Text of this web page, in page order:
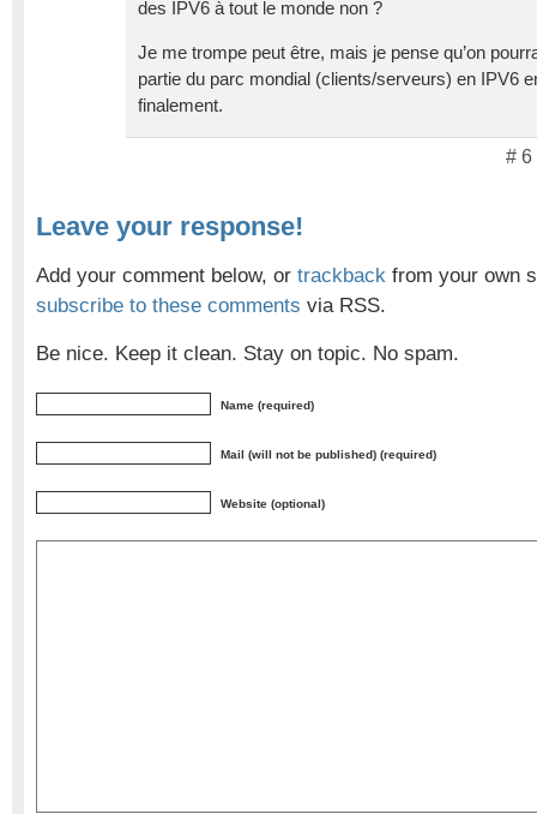
des IPV6 à tout le monde non ?
Je me trompe peut être, mais je pense qu’on
partie du parc mondial (clients/serveurs) en IPV6
finalement.
# 6
Leave your response!
Add your comment below, or trackback from your own
subscribe to these comments via RSS.
Be nice. Keep it clean. Stay on topic. No spam.
Name (required)
Mail (will not be published) (required)
Website (optional)